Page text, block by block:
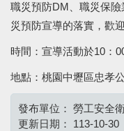
職災預防DM、職災保
災預防宣導的落實，歡
時間：宣導活動於10：
地點：桃園中壢區忠孝
發布單位： 勞工安全
更新日期：
113-10-30